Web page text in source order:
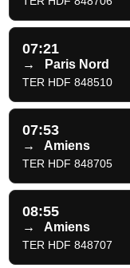
07:21
→ Paris Nord
TER HDF 848510
07:53
→ Amiens
TER HDF 848705
08:55
→ Amiens
TER HDF 848707